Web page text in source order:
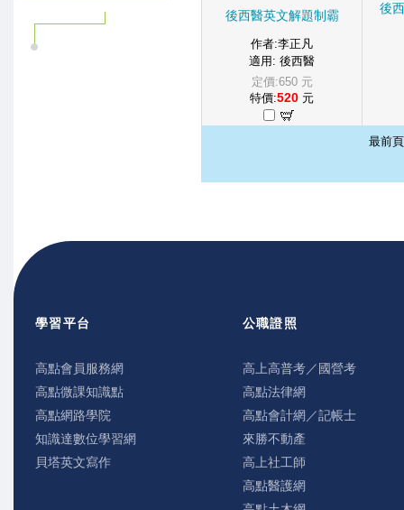
後西醫英文解題制霸
作者:李正凡
適用: 後西醫
定價:650 元
特價:520 元
後
最前
學習平台
高點會員服務網
高點微課知識點
高點網路學院
知識達數位學習網
貝塔英文寫作
公職證照
高上高普考／國營考
高點法律網
高點會計網／記帳士
來勝不動產
高上社工師
高點醫護網